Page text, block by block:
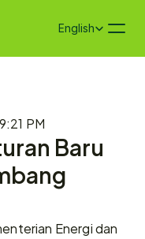
Select Language
English
PM
Baru
Energi dan